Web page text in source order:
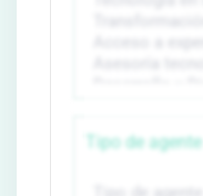
Tipo de agente